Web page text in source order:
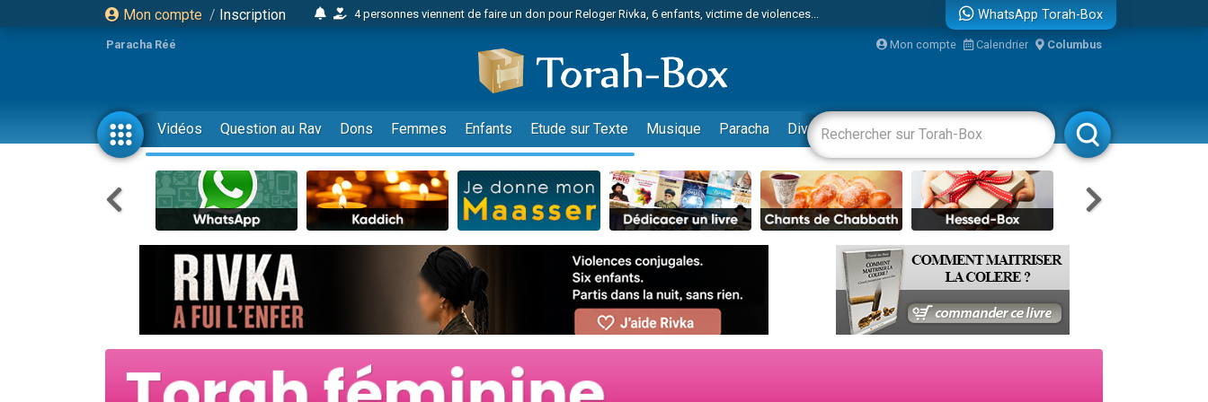
Mon compte / Inscription
4 personnes viennent de faire un don pour Reloger Rivka, 6 enfants, victime de violences...
17 personnes viennent de demander une bénédiction
4 personnes viennent de nous rejoindre sur WhatsApp
Il reste 49 places pour étudier en groupe sur Zoom
23 personnes viennent de faire un don pour Diane, 80 ans, dans un appartement insalubre
Eva vient de donner son Maasser
4 personnes viennent de nous rejoindre sur WhatsApp
3 personnes viennent de nous rejoindre sur WhatsApp
3 personnes viennent de faire un don pour 5 jours de vacances aux Orphelins
Odaya vient de donner son Maasser
2 personnes viennent de nous rejoindre sur WhatsApp
13 personnes viennent de demander une bénédiction
12 nouvelles musiques dans Torah-Box Music
30 personnes viennent de faire un don pour Sauvez la jambe de Yohan
WhatsApp Torah-Box
Paracha Réé Mon compte Calendrier Columbus
Vidéos Question au Rav Dons Femmes Enfants Etude sur Texte Musique Paracha Divertissements Livres Rabbanim